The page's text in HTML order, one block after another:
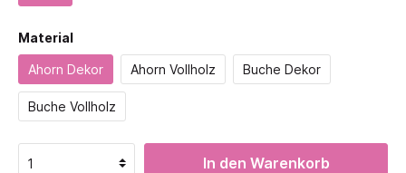
Material
Ahorn Dekor Ahorn Vollholz Buche Dekor
Buche Vollholz
In den Warenkorb